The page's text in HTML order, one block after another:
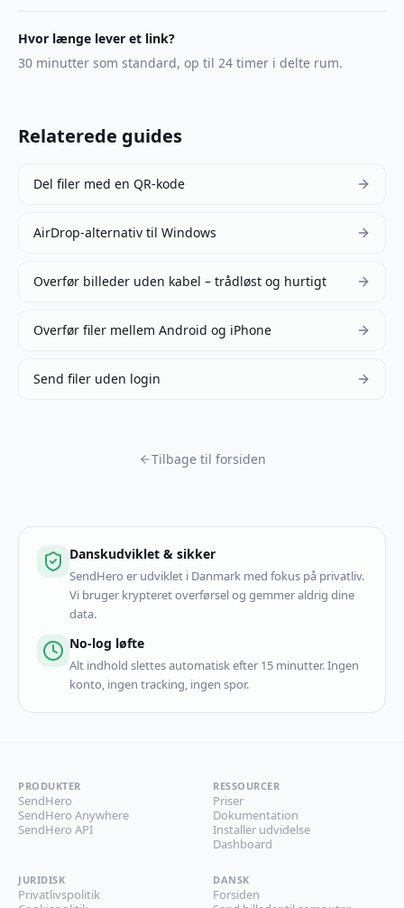
Hvor længe lever et link?
30 minutter som standard, op til 24 timer i delte rum.
Relaterede guides
Del filer med en QR-kode
AirDrop-alternativ til Windows
Overfør billeder uden kabel – trådløst og hurtigt
Overfør filer mellem Android og iPhone
Send filer uden login
Tilbage til forsiden
Danskudviklet & sikker
SendHero er udviklet i Danmark med fokus på privatliv.
Vi bruger krypteret overførsel og gemmer aldrig dine
data.
No-log løfte
Alt indhold slettes automatisk efter 15 minutter. Ingen
konto, ingen tracking, ingen spor.
PRODUKTER
SendHero
SendHero Anywhere
SendHero API
RESSOURCER
Priser
Dokumentation
Installer udvidelse
Dashboard
JURIDISK
Privatlivspolitik
DANSK
Forsiden